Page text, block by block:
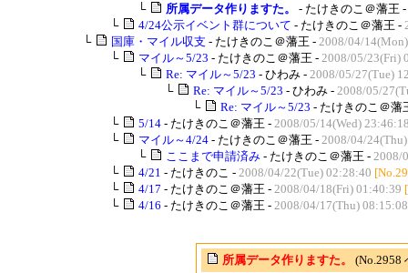
└
所属データ作りますた。
- たけきのこ＠藩王 -
└
4/24公示イベント群について - たけきのこ＠藩王 -
└
国庫・マイル収支 - たけきのこ＠藩王 - 2008/04/
└
マイル～5/23 - たけきのこ＠藩王 - 2008/05/23(Fri)
└
Re: マイル～5/23 - ひわみ - 2008/05/27(Tue)
└
Re: マイル～5/23 - ひわみ - 2008/05/
└
Re: マイル～5/23 - たけきのこ＠藩
└
5/14 - たけきのこ＠藩王 - 2008/05/14(Wed)
└
マイル～4/24 - たけきのこ＠藩王 - 2008/04/
└
ここまで申請済み - たけきのこ＠藩王 - 2008/
└
4/21 - たけきのこ - 2008/04/22(Tue) 02:28:40
└
4/17 - たけきのこ＠藩王 - 2008/04/18(Fri) 01:40:39
└
4/16 - たけきのこ＠藩王 - 2008/04/17(Thu) 08:15:08
所属データ作りますた。 (No.2958